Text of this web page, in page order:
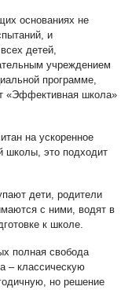
основаниях не
и
детей,
учреждением
программе,
«Эффективная школа»
на ускоренное
школы, это подходит
дети, родители
с ними, водят в
к школе.
полная свобода
– классическую
но решение